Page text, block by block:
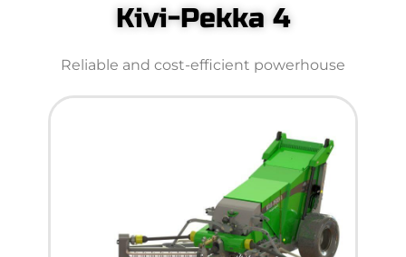
Kivi-Pekka 4
Reliable and cost-efficient powerhouse